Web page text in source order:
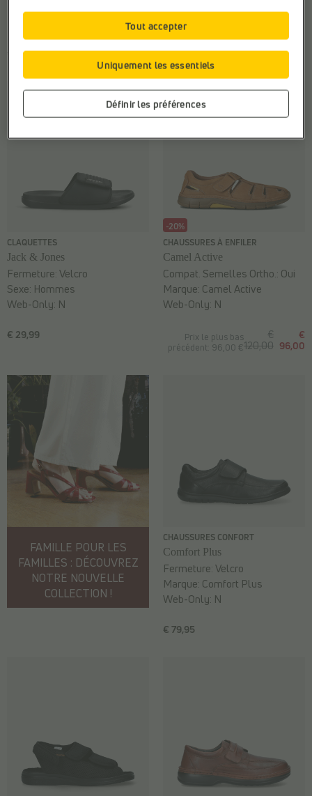
€ 89,95 € 195,00
Web-Only:
CLAQUETTES
Jack & Jones
€ 29,99
Fermeture:Velcro
Sexe: Hommes
Web-Only: N
-20%
CHAUSSURES À ENFILER
Camel Active
Prix le plus bas
précédent: 96,00 €
€
120,00
€
96,00
Compat. Semelles Ortho.: Oui
Marque: Camel Active
Web-Only: N
FAMILLE POUR LES
FAMILLES : DÉCOUVREZ
NOTRE NOUVELLE
COLLECTION !
CHAUSSURES CONFORT
Comfort Plus
€ 79,95
Fermeture:Velcro
Marque: Comfort Plus
Web-Only: N
Définir les préférences
Uniquement les essentiels
Tout accepter